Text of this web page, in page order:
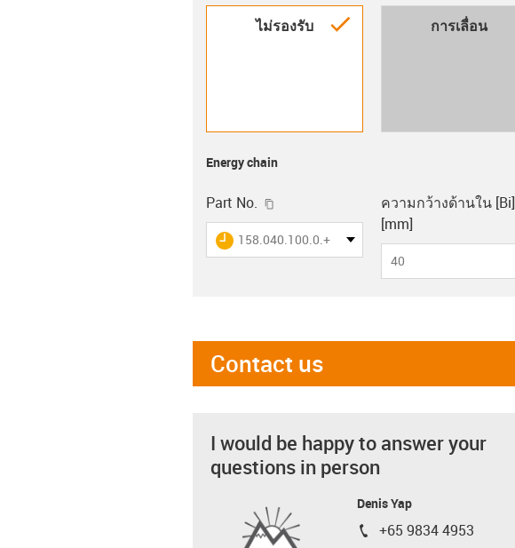
igus-icon-check
ไม่รองรับ การเลื่อน
Energy chain
Part No. igus-icon-copy-clipboard
igus-icon-lieferzeit
158.040.100.0.+
ความกว้างด้านใน [Bi]
[mm]
40
Contact us
I would be happy to answer your
questions in person
Denis Yap
igus-icon-phone
+65 9834 4953